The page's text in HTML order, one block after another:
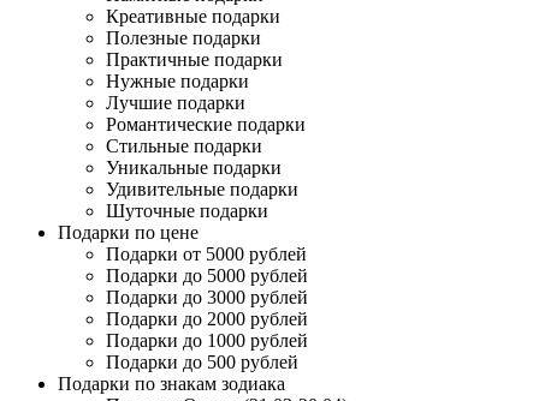
Креативные подарки
Полезные подарки
Практичные подарки
Нужные подарки
Лучшие подарки
Романтические подарки
Стильные подарки
Уникальные подарки
Удивительные подарки
Шуточные подарки
Подарки по цене
Подарки от 5000 рублей
Подарки до 5000 рублей
Подарки до 3000 рублей
Подарки до 2000 рублей
Подарки до 1000 рублей
Подарки до 500 рублей
Подарки по знакам зодиака